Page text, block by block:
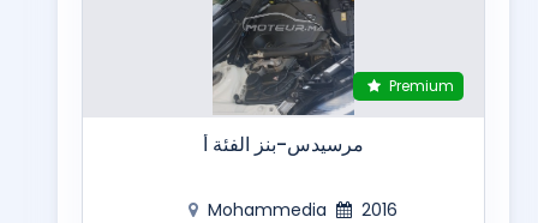
Premium
مرسيدس-بنز الفئة أ
Mohammedia 2016